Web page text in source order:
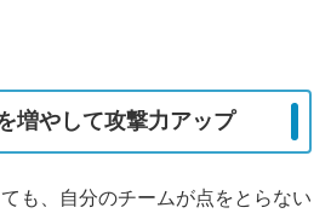
増やして攻撃力アップ
も、自分のチームが点をとらない